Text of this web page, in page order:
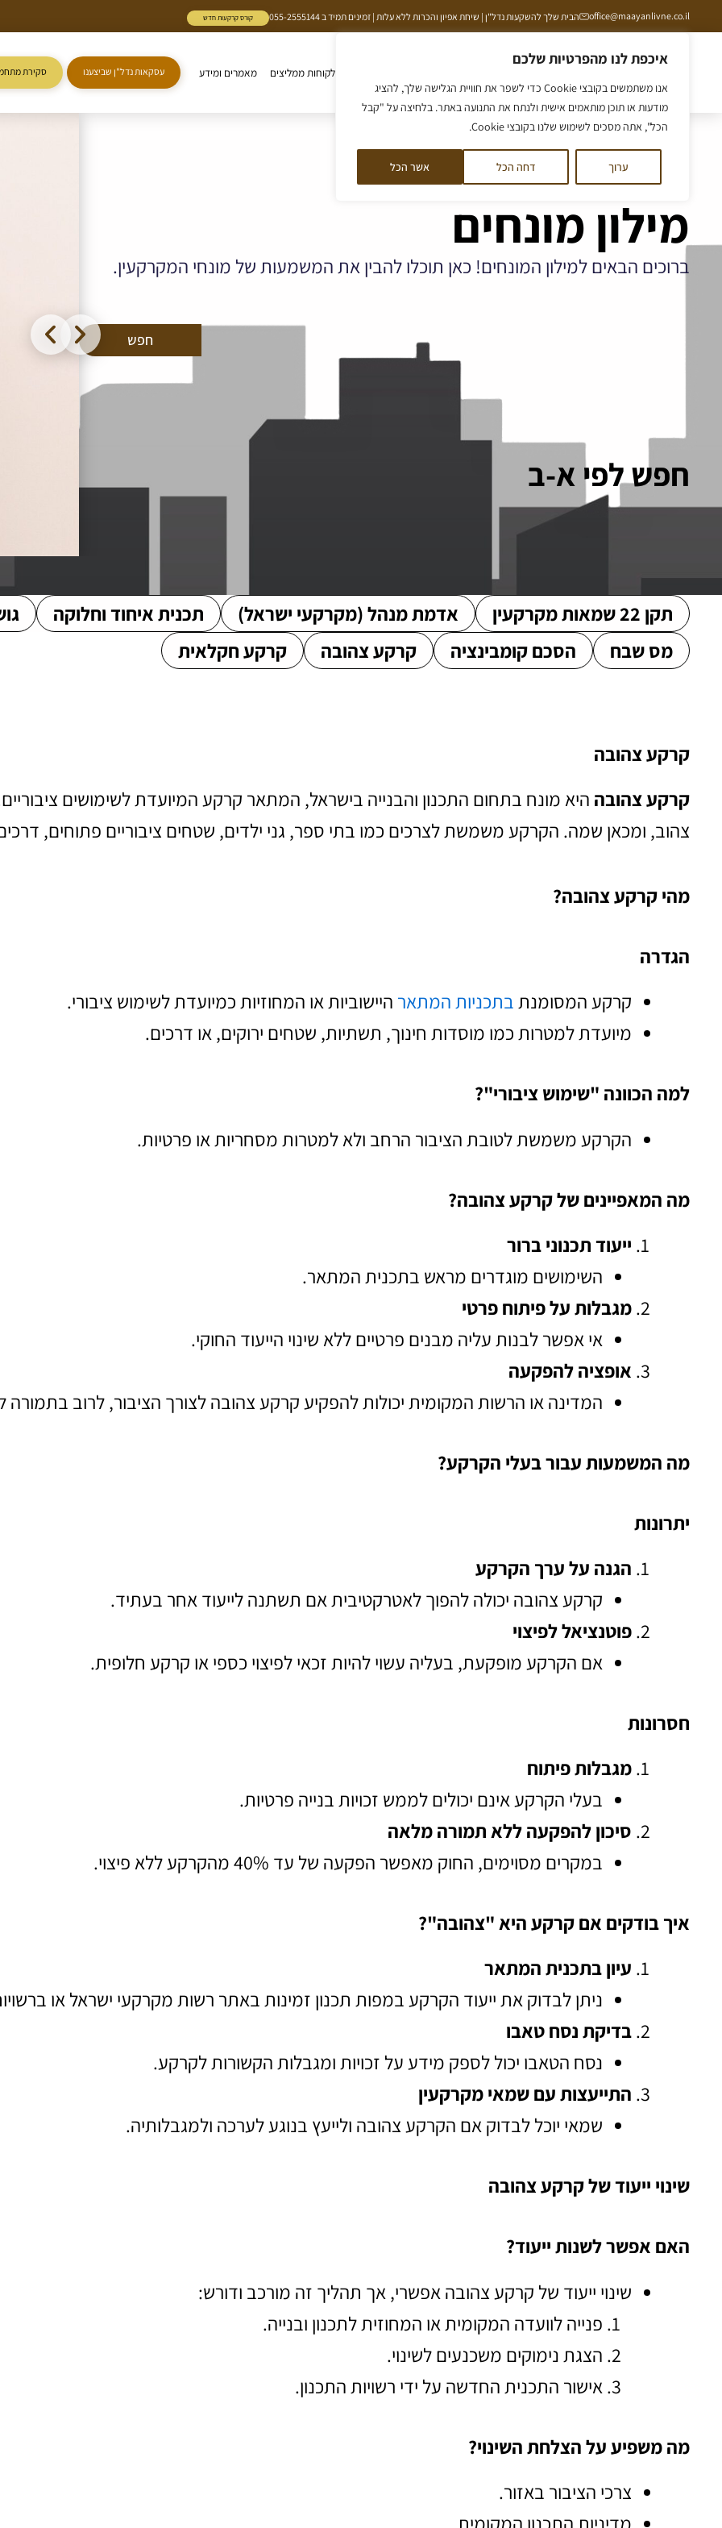
איכפת לנו מהפרטיות שלכם
אנו משתמשים בקובצי Cookie כדי לשפר את חוויית הגלישה שלך, להציג
מודעות או תוכן מותאמים אישית ולנתח את התנועה באתר. בלחיצה על "קבל
הכל", אתה מסכים לשימוש שלנו בקובצי Cookie.
ערוך דחה הכל אשר הכל
לתוכן
office@maayanlivne.co.il הבית שלך להשקעות נדל"ן | שיחת אפיון והכרות ללא עלות | זמינים תמיד ב 055-2555144 קורס קרקעות חדש
לקוחות ממליצים מאמרים ומידע עסקאות נדל"ן שביצענו סקירת
מילון מונחים
ברוכים הבאים למילון המונחים! כאן תוכלו להבין את המשמעות של מונחי המקרקעין.
חפש
חפש לפי א-ב
תקן 22 שמאות מקרקעין אדמת מנהל (מקרקעי ישראל) תכנית איחוד וחלוקה
מס שבח
הסכם קומבינציה קרקע צהובה קרקע חקלאית
קרקע צהובה
קרקע צהובה היא מונח בתחום התכנון והבנייה בישראל, המתאר קרקע המיועדת לשימושים
צהוב, ומכאן שמה. הקרקע משמשת לצרכים כמו בתי ספר, גני ילדים, שטחים ציבוריים פתוחים,
מהי קרקע צהובה?
הגדרה
קרקע המסומנתבתכניות המתאר היישוביות או המחוזיות כמיועדת לשימוש ציבורי.
מיועדת למטרות כמו מוסדות חינוך, תשתיות, שטחים ירוקים, או דרכים.
למה הכוונה "שימוש ציבורי"?
הקרקע משמשת לטובת הציבור הרחב ולא למטרות מסחריות או פרטיות.
מה המאפיינים של קרקע צהובה?
ייעוד תכנוני ברור
השימושים מוגדרים מראש בתכנית המתאר.
מגבלות על פיתוח פרטי
אי אפשר לבנות עליה מבנים פרטיים ללא שינוי הייעוד החוקי.
אופציה להפקעה
המדינה או הרשות המקומית יכולות להפקיע קרקע צהובה לצורך הציבור, לרוב בתמורה
מה המשמעות עבור בעלי הקרקע?
יתרונות
הגנה על ערך הקרקע
קרקע צהובה יכולה להפוך לאטרקטיבית אם תשתנה לייעוד אחר בעתיד.
פוטנציאל לפיצוי
אם הקרקע מופקעת, בעליה עשוי להיות זכאי לפיצוי כספי או קרקע חלופית.
חסרונות
מגבלות פיתוח
בעלי הקרקע אינם יכולים לממש זכויות בנייה פרטיות.
סיכון להפקעה ללא תמורה מלאה
במקרים מסוימים, החוק מאפשר הפקעה של עד 40% מהקרקע ללא פיצוי.
איך בודקים אם קרקע היא "צהובה"?
עיון בתכנית המתאר
ניתן לבדוק את ייעוד הקרקע במפות תכנון זמינות באתר רשות מקרקעי ישראל או
בדיקת נסח טאבו
נסח הטאבו יכול לספק מידע על זכויות ומגבלות הקשורות לקרקע.
התייעצות עם שמאי מקרקעין
שמאי יוכל לבדוק אם הקרקע צהובה ולייעץ בנוגע לערכה ולמגבלותיה.
שינוי ייעוד של קרקע צהובה
האם אפשר לשנות ייעוד?
שינוי ייעוד של קרקע צהובה אפשרי, אך תהליך זה מורכב ודורש:
פנייה לוועדה המקומית או המחוזית לתכנון ובנייה.
הצגת נימוקים משכנעים לשינוי.
אישור התכנית החדשה על ידי רשויות התכנון.
מה משפיע על הצלחת השינוי?
צרכי הציבור באזור.